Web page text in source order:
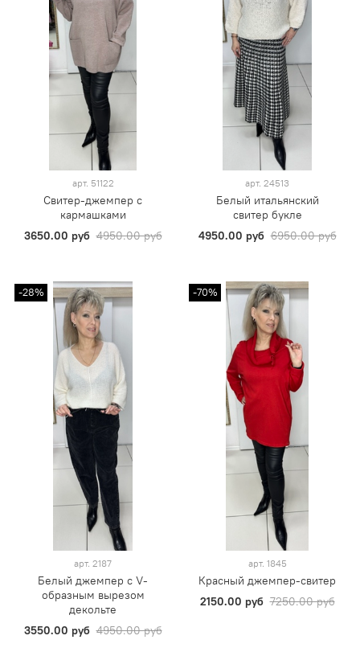
арт. 51122
Свитер-джемпер с
кармашками
3650.00 руб 4950.00 руб
арт. 24513
Белый итальянский
свитер букле
4950.00 руб 6950.00 руб
-28%
арт. 2187
Белый джемпер с V-
образным вырезом
декольте
3550.00 руб 4950.00 руб
-70%
арт. 1845
Красный джемпер-свитер
2150.00 руб 7250.00 руб